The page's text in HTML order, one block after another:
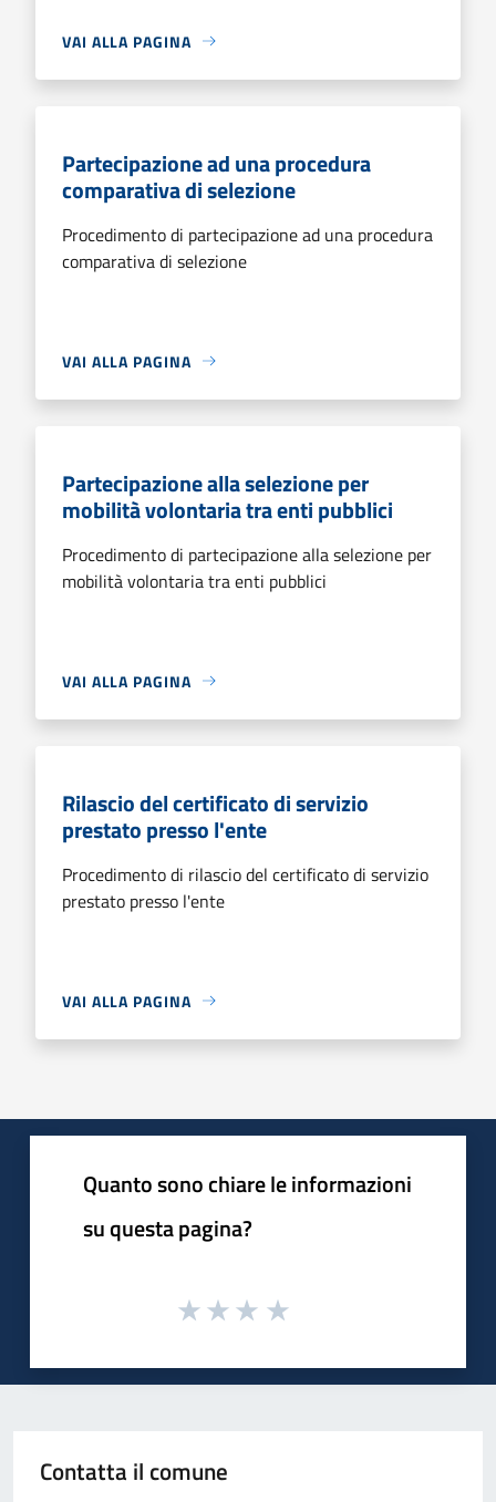
VAI ALLA PAGINA
Partecipazione ad una procedura
comparativa di selezione
Procedimento di partecipazione ad una procedura
comparativa di selezione
VAI ALLA PAGINA
Partecipazione alla selezione per
mobilità volontaria tra enti pubblici
Procedimento di partecipazione alla selezione per
mobilità volontaria tra enti pubblici
VAI ALLA PAGINA
Rilascio del certificato di servizio
prestato presso l'ente
Procedimento di rilascio del certificato di servizio
prestato presso l'ente
VAI ALLA PAGINA
Quanto sono chiare le informazioni
su questa pagina?
Contatta il comune